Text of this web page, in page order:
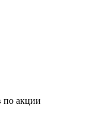
по акции